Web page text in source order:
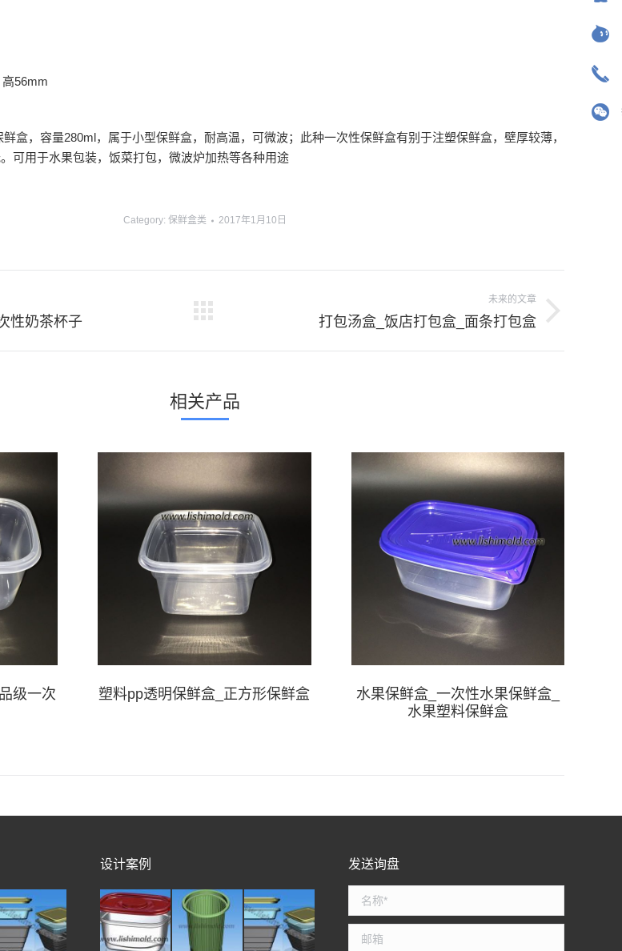
56mm
盒，容量280ml，属于小型保鲜盒，耐高温，可微波；此种一次性保鲜盒有别于注塑保鲜盒，壁厚较薄，
可用于水果包装，饭菜打包，微波炉加热等各种用途
Category: 保鲜盒类 2017年1月10日
性奶茶杯子
未来的文章
打包汤盒_饭店打包盒_面条打包盒
相关产品
级一次
塑料pp透明保鲜盒_正方形保鲜盒
水果保鲜盒_一次性水果保鲜盒_
水果塑料保鲜盒
设计案例 发送询盘